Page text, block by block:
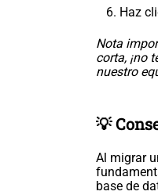
Haz
Nota
corta, ¡no
nuestro
💡
Al migrar
base de